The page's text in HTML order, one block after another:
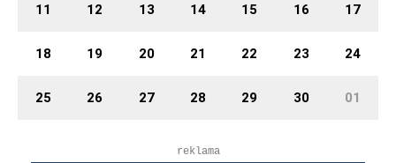
11 12 13 14 15 16 17
18 19 20 21 22 23 24
25 26 27 28 29 30 01
reklama